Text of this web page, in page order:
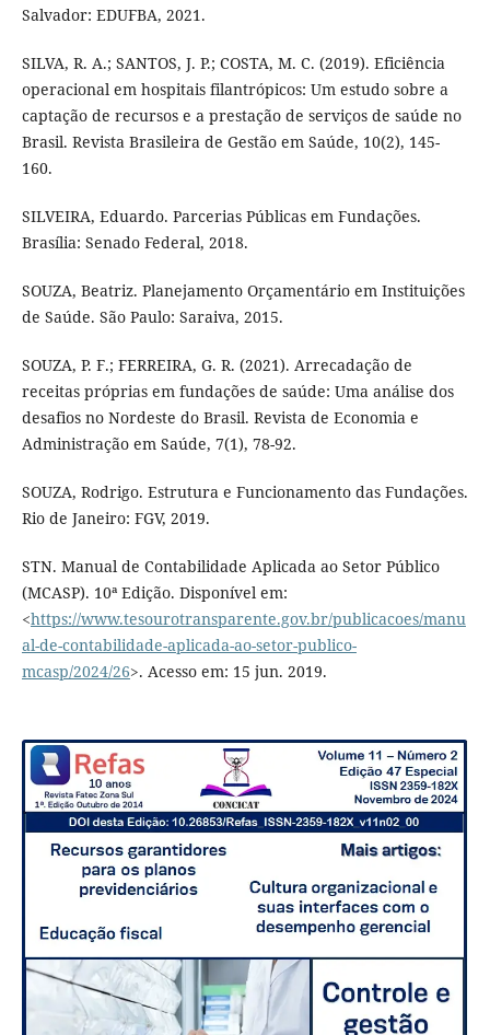
Salvador: EDUFBA, 2021.
SILVA, R. A.; SANTOS, J. P.; COSTA, M. C. (2019). Eficiência
operacional em hospitais filantrópicos: Um estudo sobre a
captação de recursos e a prestação de serviços de saúde no
Brasil. Revista Brasileira de Gestão em Saúde, 10(2), 145-
160.
SILVEIRA, Eduardo. Parcerias Públicas em Fundações.
Brasília: Senado Federal, 2018.
SOUZA, Beatriz. Planejamento Orçamentário em Instituições
de Saúde. São Paulo: Saraiva, 2015.
SOUZA, P. F.; FERREIRA, G. R. (2021). Arrecadação de
receitas próprias em fundações de saúde: Uma análise dos
desafios no Nordeste do Brasil. Revista de Economia e
Administração em Saúde, 7(1), 78-92.
SOUZA, Rodrigo. Estrutura e Funcionamento das Fundações.
Rio de Janeiro: FGV, 2019.
STN. Manual de Contabilidade Aplicada ao Setor Público
(MCASP). 10ª Edição. Disponível em:
<https://www.tesourotransparente.gov.br/publicacoes/manu
al-de-contabilidade-aplicada-ao-setor-publico-
mcasp/2024/26>. Acesso em: 15 jun. 2019.